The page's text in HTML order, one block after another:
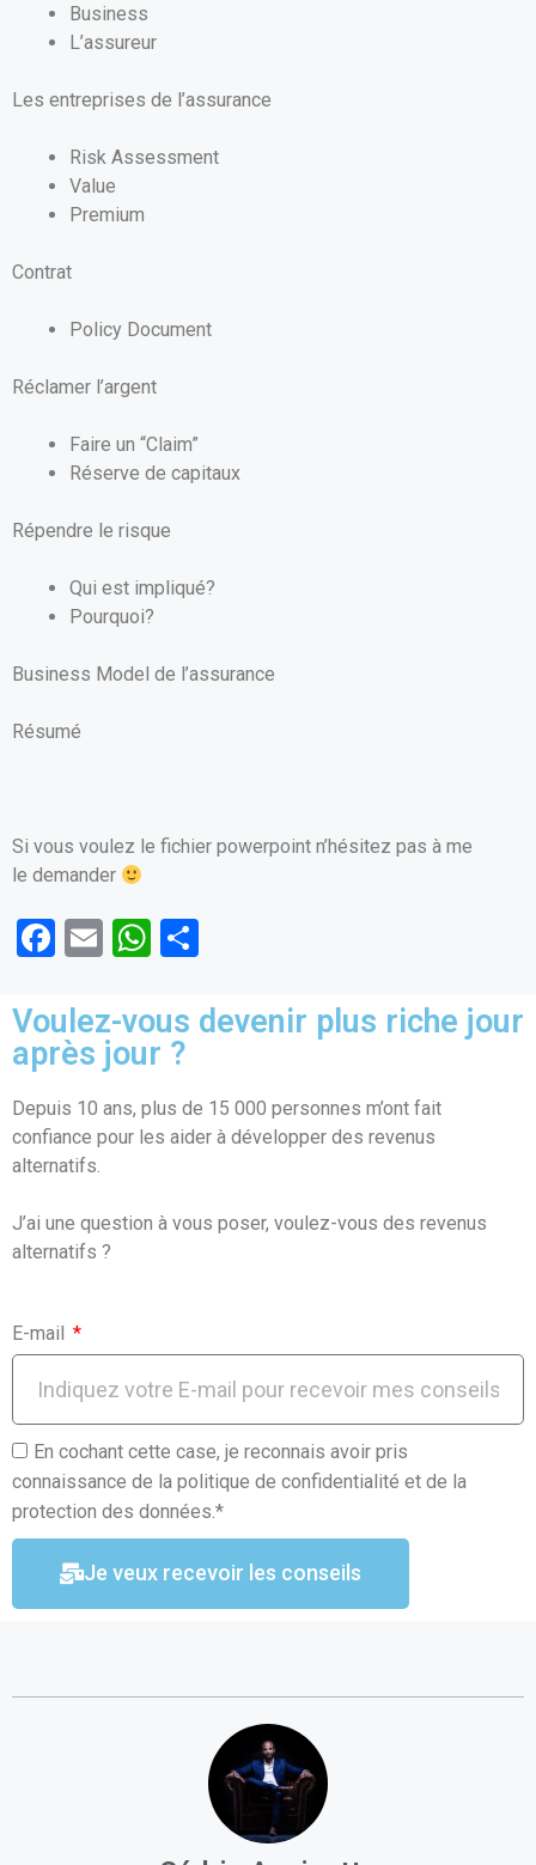
Business
L’assureur
Les entreprises de l’assurance
Risk Assessment
Value
Premium
Contrat
Policy Document
Réclamer l’argent
Faire un “Claim”
Réserve de capitaux
Répendre le risque
Qui est impliqué?
Pourquoi?
Business Model de l’assurance
Résumé
Si vous voulez le fichier powerpoint n’hésitez pas à me
le demander
F
ce
b
o
o
k
E
ail
W
at
s
A
p
ta
er
Voulez-vous devenir plus riche jour
après jour ?
Depuis 10 ans, plus de 15 000 personnes m’ont fait
confiance pour les aider à développer des revenus
alternatifs.
J’ai une question à vous poser, voulez-vous des revenus
alternatifs ?
E-mail
En cochant cette case, je reconnais avoir pris
connaissance de la politique de confidentialité et de la
protection des données.*
Je veux recevoir les conseils